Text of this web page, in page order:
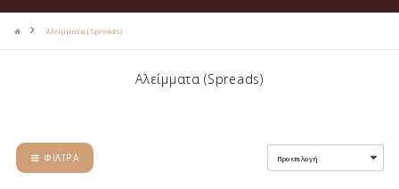
Αλείμματα (Spreads)
Αλείμματα (Spreads)
ΦΊΛΤΡΑ